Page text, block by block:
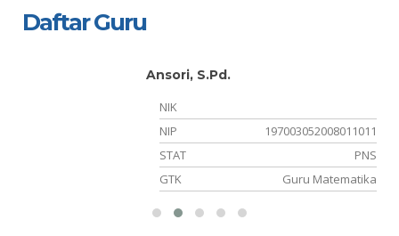
Daftar Guru
Ansori, S.Pd.
NIK
NIP
197003052008011011
STAT
PNS
GTK
Guru Matematika